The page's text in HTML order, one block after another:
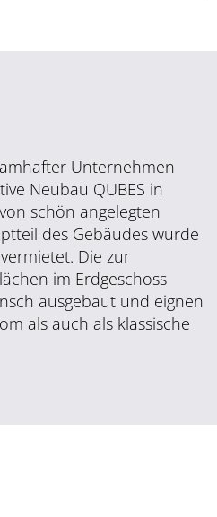
Unternehmen
Neubau QUBES in
schön angelegten
des Gebäudes wurde
Die zur
im Erdgeschoss
ausgebaut und eignen
als auch als klassische